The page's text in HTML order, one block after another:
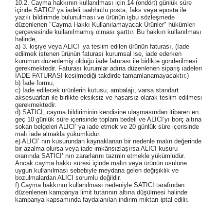
10.2. Cayma hakkının kullanılması için 14 (ondört) günlük süre
içinde SATICI' ya iadeli taahhütlü posta, faks veya eposta ile
yazılı bildirimde bulunulması ve ürünün işbu sözleşmede
düzenlenen "Cayma Hakkı Kullanılamayacak Ürünler" hükümleri
çerçevesinde kullanılmamış olması şarttır. Bu hakkın kullanılması
halinde,
a) 3. kişiye veya ALICI’ ya teslim edilen ürünün faturası, (İade
edilmek istenen ürünün faturası kurumsal ise, iade ederken
kurumun düzenlemiş olduğu iade faturası ile birlikte gönderilmesi
gerekmektedir. Faturası kurumlar adına düzenlenen sipariş iadeleri
İADE FATURASI kesilmediği takdirde tamamlanamayacaktır.)
b) İade formu,
c) İade edilecek ürünlerin kutusu, ambalajı, varsa standart
aksesuarları ile birlikte eksiksiz ve hasarsız olarak teslim edilmesi
gerekmektedir.
d) SATICI, cayma bildiriminin kendisine ulaşmasından itibaren en
geç 10 günlük süre içerisinde toplam bedeli ve ALICI’yı borç altına
sokan belgeleri ALICI’ ya iade etmek ve 20 günlük süre içerisinde
malı iade almakla yükümlüdür.
e) ALICI’ nın kusurundan kaynaklanan bir nedenle malın değerinde
bir azalma olursa veya iade imkânsızlaşırsa ALICI kusuru
oranında SATICI’ nın zararlarını tazmin etmekle yükümlüdür.
Ancak cayma hakkı süresi içinde malın veya ürünün usulüne
uygun kullanılması sebebiyle meydana gelen değişiklik ve
bozulmalardan ALICI sorumlu değildir.
f) Cayma hakkının kullanılması nedeniyle SATICI tarafından
düzenlenen kampanya limit tutarının altına düşülmesi halinde
kampanya kapsamında faydalanılan indirim miktarı iptal edilir.